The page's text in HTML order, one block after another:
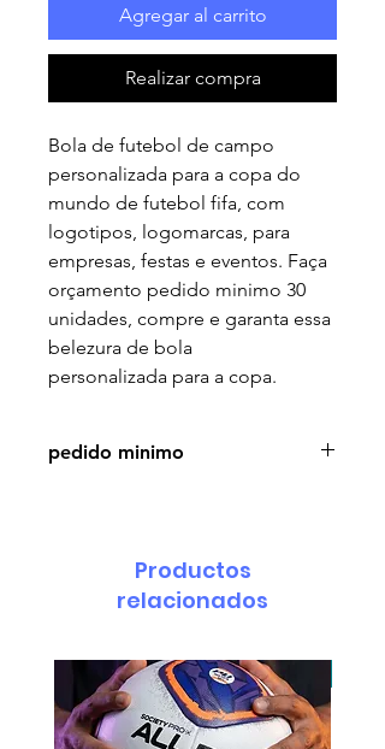
Agregar al carrito
Realizar compra
Bola de futebol de campo
personalizada para a copa do
mundo de futebol fifa, com
logotipos, logomarcas, para
empresas, festas e eventos. Faça
orçamento pedido minimo 30
unidades, compre e garanta essa
belezura de bola
personalizada para a copa.
pedido minimo
whatsapp 11 99511 5883
Productos
relacionados